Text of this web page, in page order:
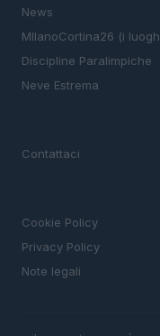
News
MIlanoCortina26 (i
Discipline Paralimpiche
Neve Estrema
Contattaci
Cookie Policy
Privacy Policy
Note legali